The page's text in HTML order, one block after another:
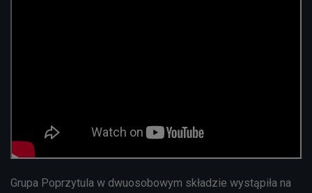
Grupa Poprzytula w dwuosobowym składzie wystąpiła na